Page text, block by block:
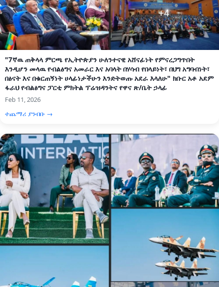
"7ኛዉ ጠቅላላ ምርጫ የኢትዮጵያን ሁለንተናዊ አሸናፊነት የምናረጋግጥበት
እንዲሆን መላዉ የብልፅግና አመራር እና አባላት በሃሳብ የበላይነት፣ በህግ አግባብነት፣
በፅናት እና በቁርጠኝነት ሀላፊነታችሁን እንድትወጡ አደራ እላለሁ" ክቡር አቶ አደም
ፋራህ የብልፅግና ፓርቲ ምክትል ፕሬዝዳንትና የዋና ጽ/ቤት ኃላፊ
Feb 11, 2026
ተጨማሪ ያንብቡ →